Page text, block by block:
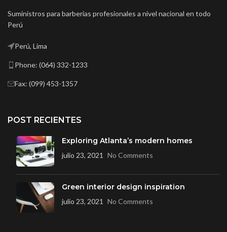
Suministros para barberias profesionales a nivel nacional en todo
Perú
Perú, Lima
Phone: (064) 332-1233
Fax: (099) 453-1357
POST RECIENTES
Exploring Atlanta’s modern homes
julio 23, 2021 No Comments
Green interior design inspiration
julio 23, 2021 No Comments